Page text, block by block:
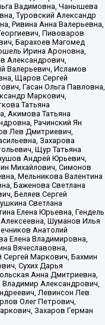
Вадимовна, Чанышева
Туровский Александр
Ривина Анна Валерьевна,
Пивоваров
Барахоев Магомед
Ирина Ароновна,
Александрович,
Валерьевич, Исламов
Щаров Сергей
Гасан Ольга Павловна,
Маркович,
Татьяна
Акимова Татьяна
Рачинский Ян
Лев Дмитриевич,
Захарова
Щур Татьяна
Андрей Юрьевич,
Михайлович, Симонов
Мельникова Валентина
Баженова Светлана
Беляев Сергей
Светлана
Елена Юрьевна, Гендель
Шуманов Илья
Анатолий
Елена Владимировна,
Вячеславовна,
Маркович, Бахмин
Сухих Дарья
Анна Дмитриевна,
Александрович,
Левинсон Лев
Олег Петрович,
Захаров Герман